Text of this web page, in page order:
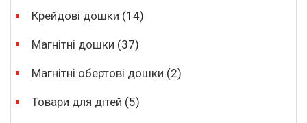
Крейдові дошки (14)
Магнітні дошки (37)
Магнітні обертові дошки (2)
Товари для дітей (5)